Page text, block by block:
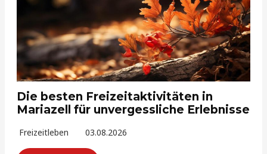
Die besten Freizeitaktivitäten in
Mariazell für unvergessliche Erlebnisse
Freizeitleben 03.08.2026